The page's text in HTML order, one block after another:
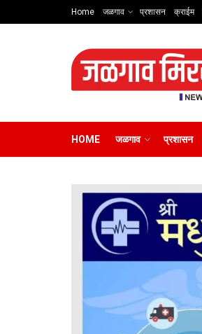
Home जळगाव प्रशासन क्राईम
HOME जळगाव प्रशासन